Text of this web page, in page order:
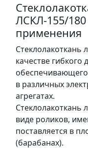
ЛСКЛ-155/180
применения
Стеклолакоткань
качестве гибкого
в различных
агрегатах.
Стеклолакоткань
виде роликов,
поставляется в
(барабанах).